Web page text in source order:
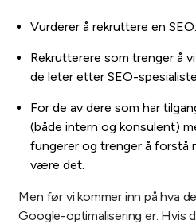
Vurderer å rekruttere en SEO.
Rekrutterere som trenger å
de leter etter SEO-
For de av dere som har
(både intern og konsulent)
fungerer og trenger å forstå
være det.
Men før vi kommer inn på hva
Google-optimalisering er. Hvis